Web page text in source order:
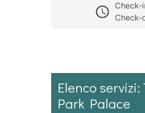
Check-
Check-
Elenco
Park Palace